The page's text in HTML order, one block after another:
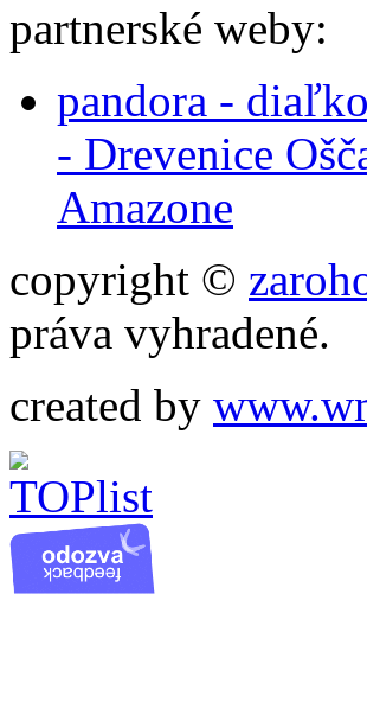
partnerské weby:
pandora -
- Drevenice
Amazone
copyright ©
práva vyhradené.
created by